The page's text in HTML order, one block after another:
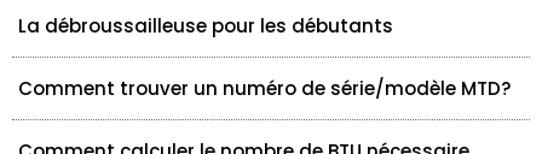
La débroussailleuse pour les débutants
Comment trouver un numéro de série/modèle MTD?